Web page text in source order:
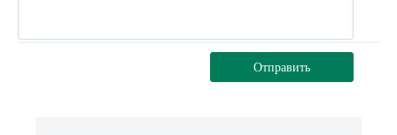
Отправить